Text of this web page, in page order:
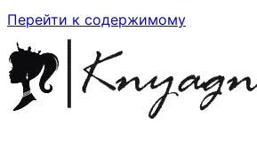
Перейти к содержимому